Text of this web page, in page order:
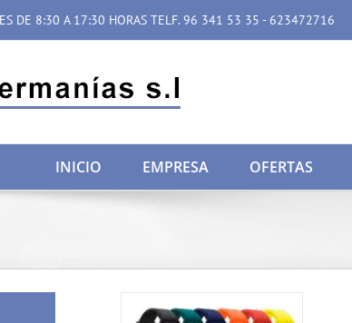
DE 8:30 A 17:30 HORAS TELF. 96 341 53 35 - 623472716
INICIO EMPRESA OFERTAS